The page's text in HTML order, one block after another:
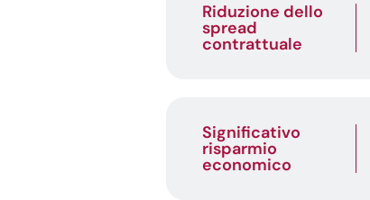
Riduzione dello
spread
contrattuale
Significativo
risparmio
economico